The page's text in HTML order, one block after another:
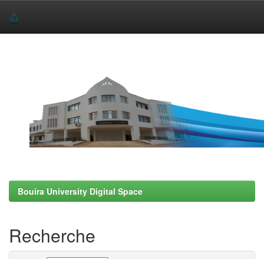
Bouira University Digital Space
Recherche